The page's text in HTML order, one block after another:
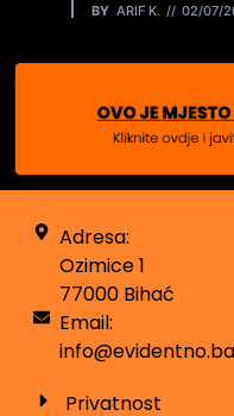
BY ARIF K. 02/07/
Adresa:
Ozimice 1
77000 Bihać
Email:
info@evidentno.ba
Privatnost